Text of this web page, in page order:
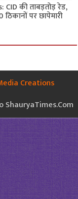
की ताबड़तोड़ रेड,
पर छापेमारी
Creations
ShauryaTimes.Com